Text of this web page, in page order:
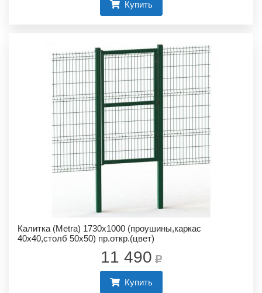
Купить
Калитка (Metra) 1730х1000 (проушины,каркас
40х40,столб 50х50) пр.откр.(цвет)
11 490
Купить